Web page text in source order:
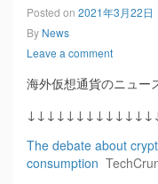
Posted on 2021年3月22日
By News
Leave a comment
海外仮想通貨のニュー
The debate about
consumption